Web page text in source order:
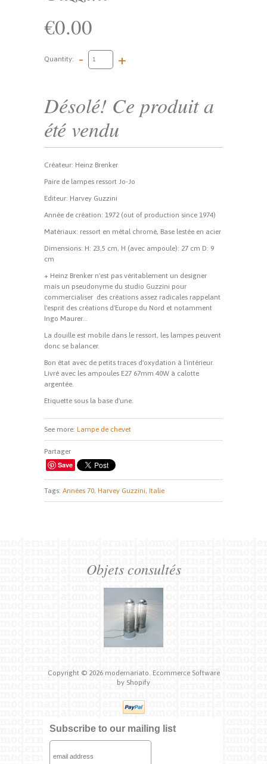
€0.00
Quantity: - +
Désolé! Ce produit a
été vendu
Créateur: Heinz Brenker
Paire de lampes ressort Jo-Jo
Editeur: Harvey Guzzini
Année de création: 1972 (out of production since 1974)
Matériaux: ressort en métal chromé, Base lestée en acier
Dimensions: H: 23,5 cm, H (avec ampoule): 27 cm D: 9
cm
+ Heinz Brenker n'est pas véritablement un designer
mais un pseudonyme du studio Guzzini pour
commercialiser des créations assez radicales rappelant
l'esprit des créations d'Europe du Nord et notamment
Ingo Maurer...
La douille est mobile dans le ressort, les lampes peuvent
donc se balancer.
Bon état avec de petits traces d'oxydation à l'intérieur.
Livré avec les ampoules E27 67mm 40W à calotte
argentée.
Etiquette sous la base d'une.
See more: Lampe de chevet
Partager
Save
Tags: Années 70, Harvey Guzzini, Italie
Objets consultés
Copyright © 2026 modernariato. Ecommerce Software
by Shopify
Subscribe to our mailing list